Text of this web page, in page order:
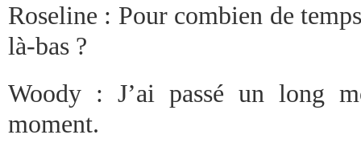
Roseline : Pour combien de
là-bas ?
Woody : J’ai passé un long
moment.